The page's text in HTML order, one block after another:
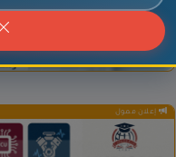
إعلان ممول